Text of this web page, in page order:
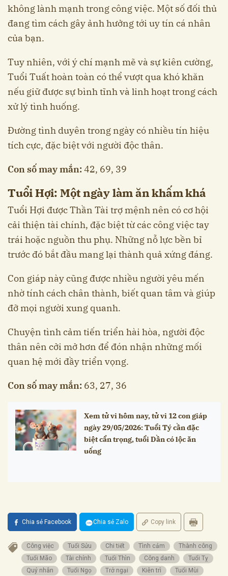
không lành mạnh trong công việc. Một số đối thủ
đang tìm cách gây ảnh hưởng tới uy tín cá nhân
của bạn.
Tuy nhiên, với ý chí mạnh mẽ và sự kiên cường,
Tuổi Tuất hoàn toàn có thể vượt qua khó khăn
nếu giữ được sự bình tĩnh và linh hoạt trong cách
xử lý tình huống.
Đường tình duyên trong ngày có nhiều tín hiệu
tích cực, đặc biệt với người độc thân.
Con số may mắn:42, 69, 39
Tuổi Hợi: Một ngày làm ăn khấm khá
Tuổi Hợi được Thần Tài trợ mệnh nên có cơ hội
cải thiện tài chính, đặc biệt từ các công việc tay
trái hoặc nguồn thu phụ. Những nỗ lực bền bỉ
trước đó bắt đầu mang lại thành quả xứng đáng.
Con giáp này cũng được nhiều người yêu mến
nhờ tính cách chân thành, biết quan tâm và giúp
đỡ mọi người xung quanh.
Chuyện tình cảm tiến triển hài hòa, người độc
thân nên cởi mở hơn để đón nhận những mối
quan hệ mới đầy triển vọng.
Con số may mắn: 63, 27, 36
Xem tử vi hôm nay, tử vi 12 con giáp
ngày 29/05/2026: Tuổi Tý cần đặc
biệt cẩn trọng, tuổi Dần có lộc ăn
uống
Chia sẻ Facebook Chia sẻ Zalo Copy link
Công việc Tuổi Sửu Chi tiết Tình cảm
Thành công
Tuổi Mão
Tài chính Tuổi Thìn Công danh
Tuổi Tỵ
Quý nhân
Tuổi Ngọ Trở ngại Kiên trì Tuổi Mùi